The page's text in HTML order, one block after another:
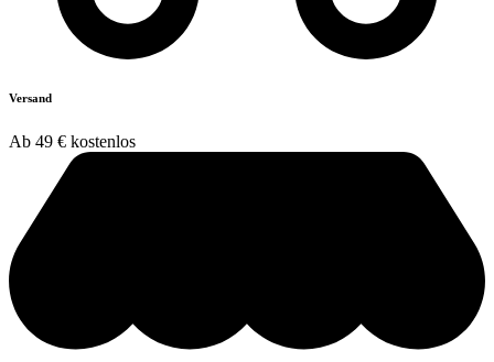
Versand
Ab 49 € kostenlos